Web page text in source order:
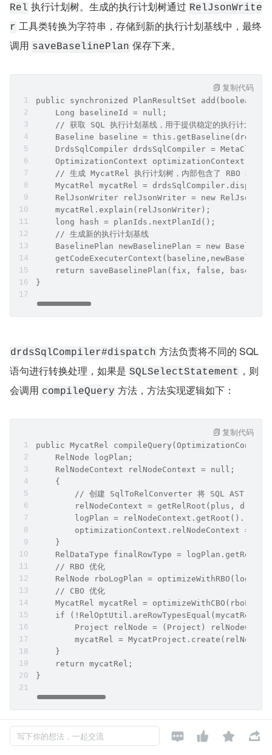
add 方法内部首先会获取 SQL 执行计划的基线，用于提供
稳定的执行计划，然后调用 drdsSqlCompiler#dispa
tch 方法，内部包含了 CBO 和 RBO 优化，会生成
工具类转换为字符串，存储到新的执行计划基线中，最终
调用
saveBaselinePlan 保存下来。
public synchronized PlanResultSet add(boolean
    Long baselineId = null;
    // 获取 SQL 执行计划基线，用于提供稳定的执行计划
Baseline baseline =
DrdsSqlCompiler drdsSqlCompiler =
OptimizationContext optimizationContext =
// 生成 MycatRel 执行计划树，内部包含了 RBO 和
MycatRel mycatRel =
RelJsonWriter relJsonWriter = new
    mycatRel.explain(relJsonWriter);
    long hash = planIds.nextPlanId();
BaselinePlan newBaselinePlan = new
复制代码
SQLSelectStatement，则
会调用 compileQuery 方法，方法实现逻辑如下：
public MycatRel
    RelNode logPlan;
    RelNodeContext relNodeContext = null;
    {
// 创建 SqlToRelConverter 将 SQL AST 转换
relNodeContext = getRelRoot(plus,
        logPlan = relNodeContext.getRoot().rel;
optimizationContext.relNodeContext =
    }
RelDataType finalRowType =
    // RBO 优化
RelNode rboLogPlan =
    // CBO 优化
MycatRel mycatRel =
if
mycatRel =
    }
}
复制代码
写下你的想法，一起交流    